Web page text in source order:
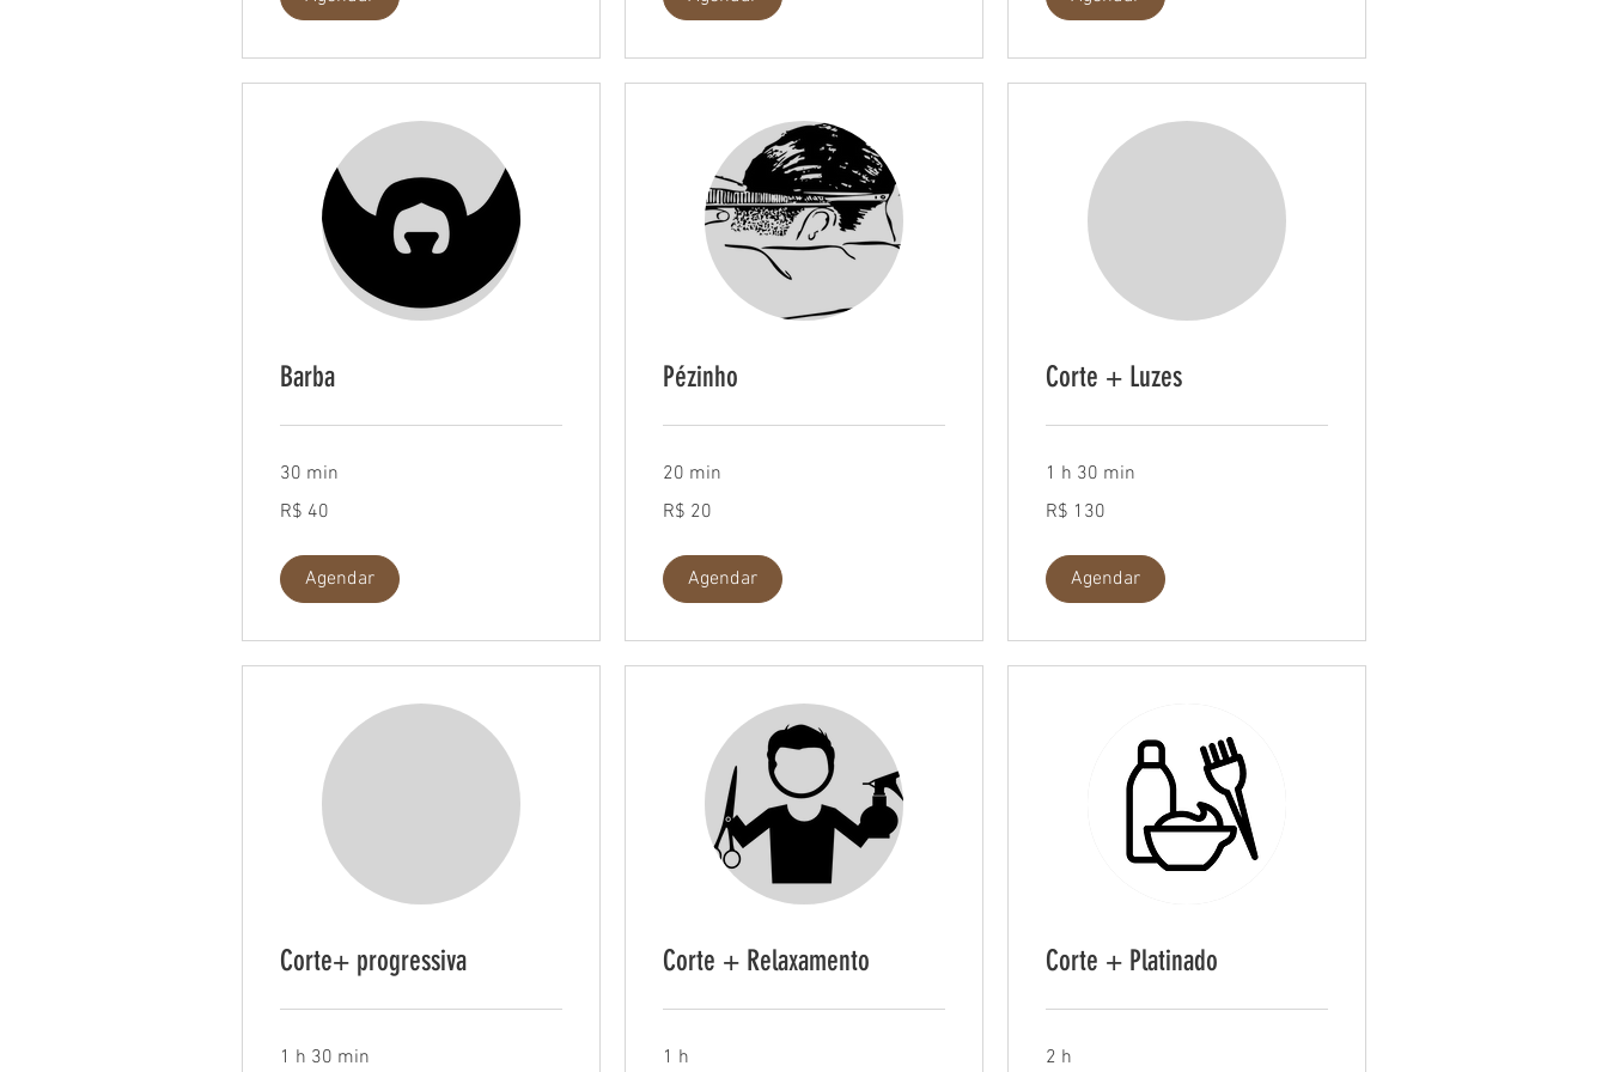
Barba
30 min
Reais
R$ 40
Agendar
Pézinho
20 min
Reais
R$ 20
Agendar
Corte + Luzes
1 h 30 min
130
Reais
R$ 130
Agendar
Corte+ progressiva
1 h 30 min
Corte + Relaxamento
1 h
Corte + Platinado
2 h